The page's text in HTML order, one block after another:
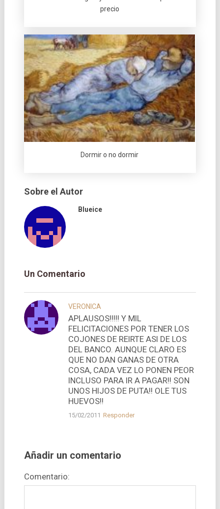
precio
Dormir o no dormir
Sobre el Autor
Blueice
Un Comentario
VERONICA
APLAUSOS!!!!! Y MIL
FELICITACIONES POR TENER LOS
COJONES DE REIRTE ASI DE LOS
DEL BANCO. AUNQUE CLARO ES
QUE NO DAN GANAS DE OTRA
COSA, CADA VEZ LO PONEN PEOR
INCLUSO PARA IR A PAGAR!! SON
UNOS HIJOS DE PUTA!! OLE TUS
HUEVOS!!
15/02/2011 Responder
Añadir un comentario
Comentario: